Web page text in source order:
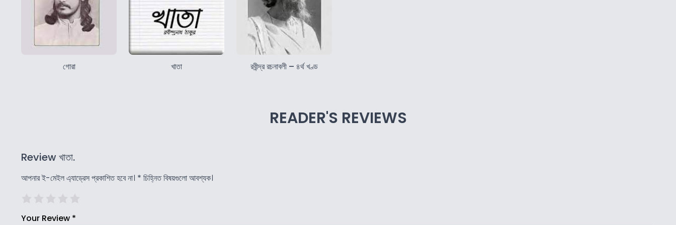
গোরা খাতা রবীন্দ্র রচনাবলী – ৪র্থ খণ্ড
READER'S REVIEWS
Review খাতা.
আপনার ই-মেইল এ্যাড্রেস প্রকাশিত হবে না। * চিহ্নিত বিষয়গুলো আবশ্যক।
Your Review *